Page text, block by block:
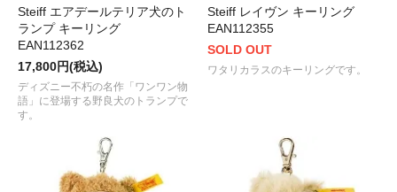
Steiff エアデールテリア犬のト
ランプ キーリング
EAN112362
17,800円(税込)
ディズニー不朽の名作「ワンワン物
語」に登場する野良犬のトランプで
す。
Steiff レイヴン キーリング
EAN112355
SOLD OUT
ワタリカラスのキーリングです。